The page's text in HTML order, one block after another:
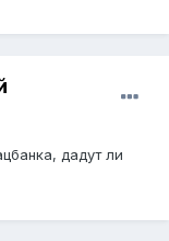
дадут ли